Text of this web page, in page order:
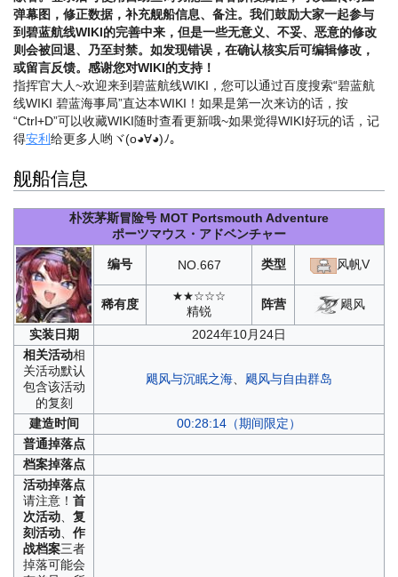
弹幕图，修正数据，补充舰船信息、备注。我们鼓励大家一起参与
到碧蓝航线WIKI的完善中来，但是一些无意义、不妥、恶意的修改
则会被回退、乃至封禁。如发现错误，在确认核实后可编辑修改，
或留言反馈。感谢您对WIKI的支持！
指挥官大人~欢迎来到碧蓝航线WIKI，您可以通过百度搜索“碧蓝航
线WIKI 碧蓝海事局”直达本WIKI！如果是第一次来访的话，按
“Ctrl+D”可以收藏WIKI随时查看更新哦~如果觉得WIKI好玩的话，记
得安利 给更多人哟ヾ(o◕∀◕)ﾉ。
舰船信息
朴茨茅斯冒险号 MOT Portsmouth Adventure
ポーツマウス・アドベンチャー
编号 NO.667 类型 风帆V
稀有度
★★☆☆☆
精锐 阵营 飓风
实装日期
2024年10月24日
相关活动相
关活动默认
包含该活动
的复刻
飓风与沉眠之海、 飓风与自由群岛
建造时间
00:28:14（期间限定）
普通掉落点
档案掉落点
活动掉落点
请注意！ 首
次活动、 复
刻活动、 作
战档案三者
掉落可能会